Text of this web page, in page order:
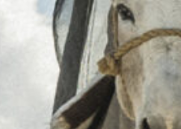
Weihnachtsgeschichte neu zu